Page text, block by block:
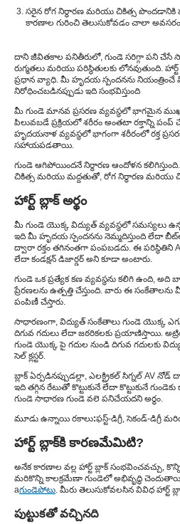
హార్ట్ బ్లాక్‌తో సమస్యలు
సరైన రోగ నిర్ధారణ మరియు చికిత్స పొందడానికి
కారణాల గురించి తెలుసుకోవడం చాలా అవసరం
దాని జీవితకాల పనితీరులో, గుండె సరిగ్గా పని చేసే
రుగ్మతలు మరియు పరిస్థితులకు లోనవుతుంది.
ప్రధాన వ్యాధి. మీ హృదయ స్పందనను నియంత్రించే
నిరోధించబడినప్పుడు ఇది సంభవిస్తుంది
మీ గుండె మానవ ప్రసరణ వ్యవస్థలో భాగమైన
పిలువబడే ప్రక్రియలో శరీరం అంతటా రక్తాన్ని
హృదయనాళ వ్యవస్థలో భాగంగా శరీరంలో రక్త
సహాయపడతాయి.
గుండె ఆగిపోయిందనే నిర్ధారణ ఆందోళన
చికిత్స మరియు మద్దతుతో, రోగ నిర్ధారణ మరియు
హార్ట్ బ్లాక్ అర్థం
మీ గుండె యొక్క విద్యుత్ వ్యవస్థలో సమస్యలు
ఇది మీ హృదయ స్పందనను నెమ్మదిస్తుంది లేదా
ద్వారా రక్తం తగినంతగా పంపబడదు. ఈ పరిస్థితిని
లేదా కండక్షన్ డిజార్డర్ అని కూడా అంటారు.
గుండె ఒక ప్రత్యేక కణ వ్యవస్థను కలిగి ఉంది,
ప్రేరణలను ఉత్పత్తి చేస్తుంది. వారు ఈ సంకేతాలను
పంపిణీ చేస్తారు.
సాధారణంగా, విద్యుత్ సంకేతాలు గుండె యొక్క
దిగువ గదులు లేదా జఠరికలకు ప్రయాణిస్తాయి.
గుండె యొక్క పై గదుల నుండి దిగువ గదులకు
సెల్ క్లస్టర్.
బ్లాక్ ఏర్పడినప్పుడల్లా, ఎలక్ట్రికల్ సిగ్నల్ AV
ఇది తగ్గిన రేటుతో కొట్టుకునే లేదా కొట్టుకునే
గుండె సాధారణ గుండె వలె పనిచేయదని అర్థం.
మూడు ఉన్నాయి రకాలు:ఫస్ట్-డిగ్రీ, సెకండ్-డిగ్రీ
హార్ట్ బ్లాక్‌కి కారణమేమిటి?
అనేక కారణాల వల్ల హార్ట్ బ్లాక్ సంభవించవచ్చు,
మరికొన్ని కాలక్రమేణా గుండెలో అభివృద్ధి
aగుండెపోటు . మీరు తెలుసుకోవలసిన వివిధ హార్ట్
పుట్టుకతో వచ్చినది